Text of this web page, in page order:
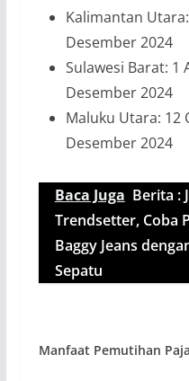
Kalimantan
Desember 2024
Sulawesi Barat: 1
Desember 2024
Maluku Utara: 12
Desember 2024
Baca Juga Berita :
Trendsetter, Coba
Baggy Jeans
Sepatu
Manfaat Pemutihan